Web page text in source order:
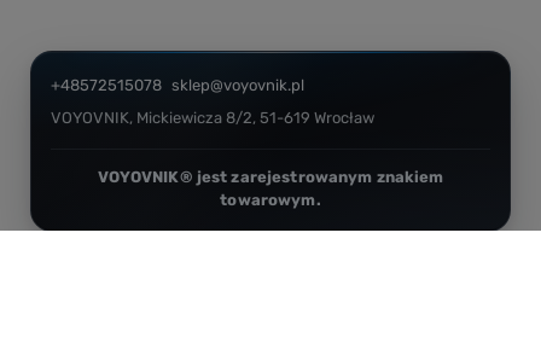
+48572515078 sklep@voyovnik.pl
VOYOVNIK, Mickiewicza 8/2, 51-619 Wrocław